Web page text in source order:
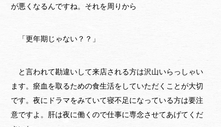
が悪くなるんですね。それを周りから
「更年期じゃない？？」
と言われて勘違いして来店される方は沢山いらっしゃい
ます。瘀血を取るための食生活をしていただくことが大切
です。夜にドラマをみていて寝不足になっている方は要注
意ですよ。肝は夜に働くので仕事に専念させてあげてくだ